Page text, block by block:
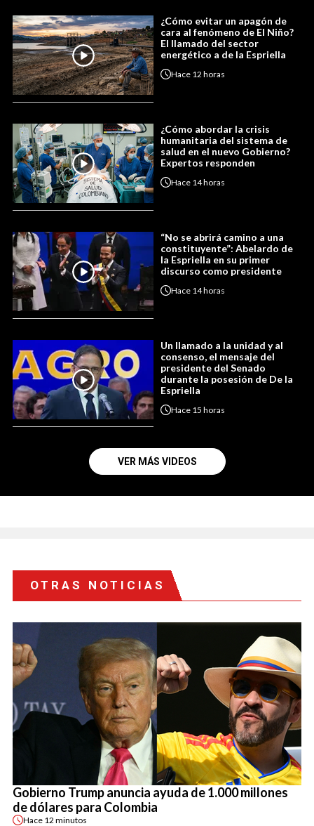
¿Cómo evitar un apagón de
cara al fenómeno de El Niño?
El llamado del sector
energético a de la Espriella
Hace 12 horas
¿Cómo abordar la crisis
humanitaria del sistema de
salud en el nuevo Gobierno?
Expertos responden
Hace 14 horas
“No se abrirá camino a una
constituyente”: Abelardo de
la Espriella en su primer
discurso como presidente
Hace 14 horas
Un llamado a la unidad y al
consenso, el mensaje del
presidente del Senado
durante la posesión de De la
Espriella
Hace 15 horas
VER MÁS VIDEOS
OTRAS NOTICIAS
Gobierno Trump anuncia ayuda de 1.000 millones
de dólares para Colombia
Hace 12 minutos